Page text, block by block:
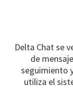
Delta Chat se
de
seguimiento
utiliza el